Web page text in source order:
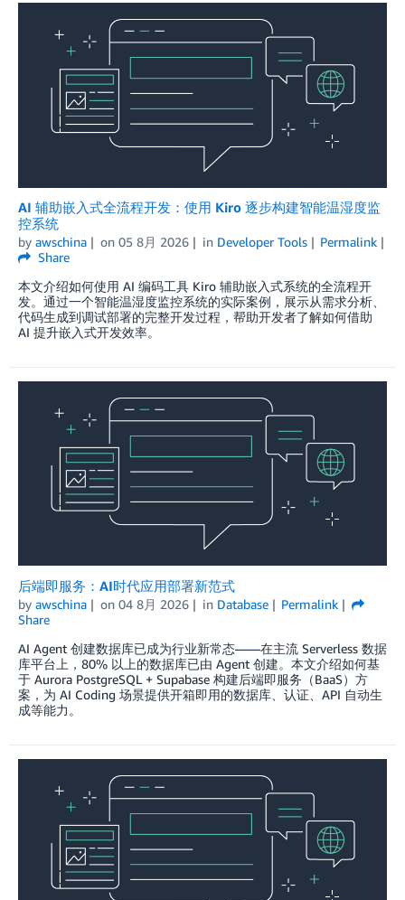
AI 辅助嵌入式全流程开发：使用 Kiro 逐步构建智能温湿度监
控系统
by awschina on 05 8月 2026 in Developer Tools
Permalink
Share
本文介绍如何使用 AI 编码工具 Kiro 辅助嵌入式系统的全流程开
发。通过一个智能温湿度监控系统的实际案例，展示从需求分析、
代码生成到调试部署的完整开发过程，帮助开发者了解如何借助
AI 提升嵌入式开发效率。
后端即服务：AI时代应用部署新范式
by awschina on 04 8月 2026 in Database
Permalink
Share
AI Agent 创建数据库已成为行业新常态——在主流 Serverless 数据
库平台上，80% 以上的数据库已由 Agent 创建。本文介绍如何基
于 Aurora PostgreSQL + Supabase 构建后端即服务（BaaS）方
案，为 AI Coding 场景提供开箱即用的数据库、认证、API 自动生
成等能力。